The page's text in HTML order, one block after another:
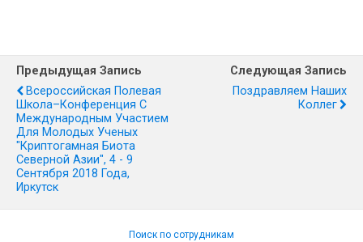
Предыдущая Запись
Всероссийская Полевая
Школа–Конференция С
Международным Участием
Для Молодых Ученых
"Криптогамная Биота
Северной Азии", 4 - 9
Сентября 2018 Года,
Иркутск
Следующая Запись
Поздравляем Наших
Коллег
Поиск по сотрудникам